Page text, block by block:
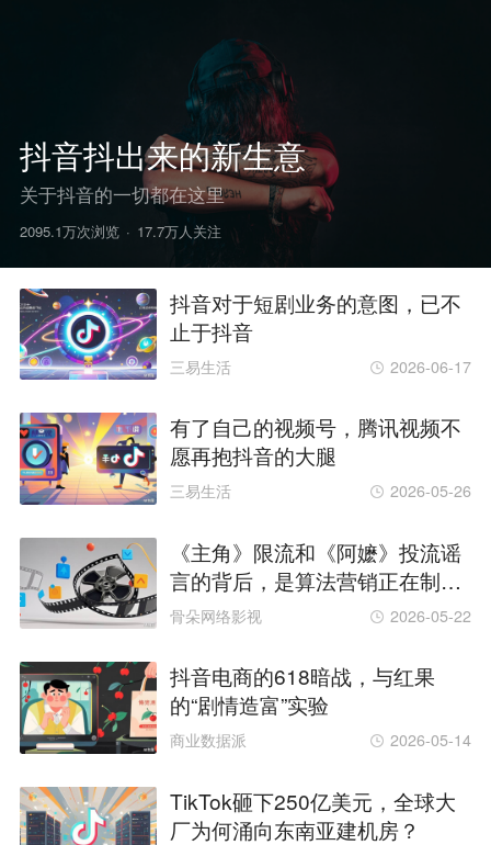
抖音抖出来的新生意
关于抖音的一切都在这里
2095.1万次浏览 · 17.7万人关注
抖音对于短剧业务的意图，已不
止于抖音
三易生活 2026-06-17
有了自己的视频号，腾讯视频不
愿再抱抖音的大腿
三易生活 2026-05-26
《主角》限流和《阿嬷》投流谣
言的背后，是算法营销正在制造
愤怒？
骨朵网络影视 2026-05-22
抖音电商的618暗战，与红果
的“剧情造富”实验
商业数据派 2026-05-14
TikTok砸下250亿美元，全球大
厂为何涌向东南亚建机房？